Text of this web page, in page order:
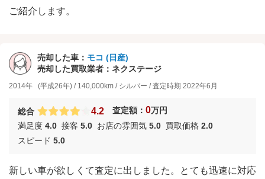
ご紹介します。
売却した車： モコ (日産)
売却した買取業者： ネクステージ
2014年 (平成26年) / 140,000km / シルバー /査定時期 2022年6月
総合 4.2 査定額： 0万円
満足度 4.0 接客 5.0 お店の雰囲気 5.0 買取価格 2.0
スピード 5.0
新しい車が欲しくて査定に出しました。とても迅速に対応